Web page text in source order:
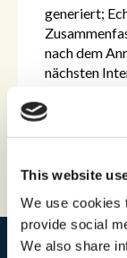
This website
We use cookies
provide social
We also share
generiert;
nach dem
nächsten